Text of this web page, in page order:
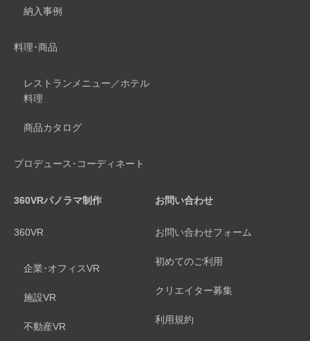
納入事例
料理･商品
レストランメニュー／ホテル
料理
商品カタログ
プロデュース･コーディネート
360VRパノラマ制作
360VR
企業･オフィスVR
施設VR
不動産VR
お問い合わせ
お問い合わせフォーム
初めてのご利用
クリエイター募集
利用規約